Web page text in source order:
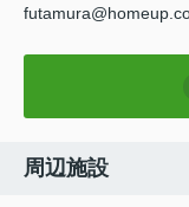
周辺施設